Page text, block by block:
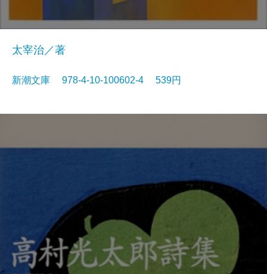
太宰治／著
新潮文庫 978-4-10-100602-4 539円